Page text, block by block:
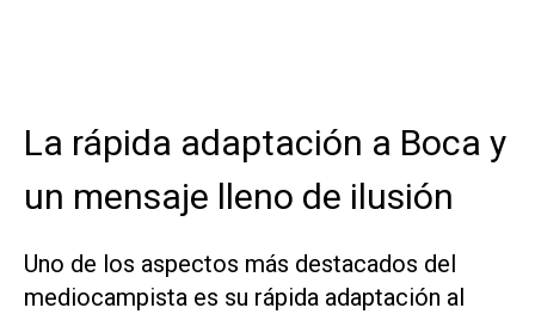
La rápida adaptación a Boca y
un mensaje lleno de ilusión
Uno de los aspectos más destacados del
mediocampista es su rápida adaptación al